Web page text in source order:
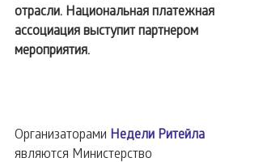
отрасли. Национальная платежная
ассоциация выступит партнером
мероприятия.
Организаторами Недели Ритейла
являются Министерство